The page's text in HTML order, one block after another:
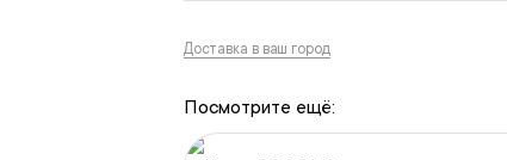
Доставка в ваш город
Посмотрите ещё: